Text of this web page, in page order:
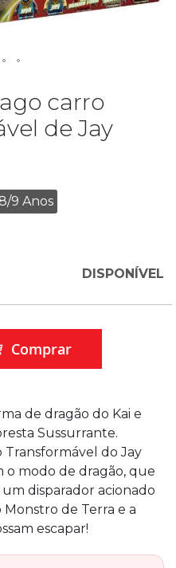
carro
de Jay
9 Anos
DISPONÍVEL
Comprar
de dragão do Kai e
Sussurrante.
Transformável do Jay
o modo de dragão, que
disparador acionado
de Terra e a
escapar!